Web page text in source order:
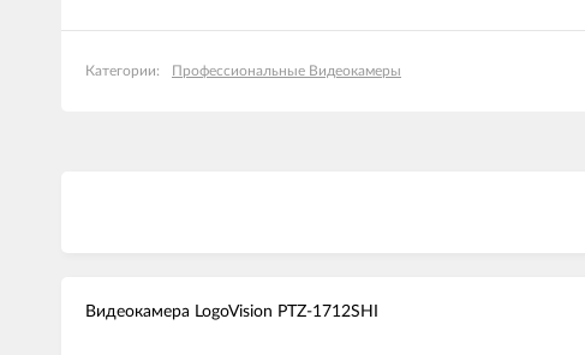
Категории: Профессиональные Видеокамеры
Видеокамера LogoVision PTZ-1712SHI